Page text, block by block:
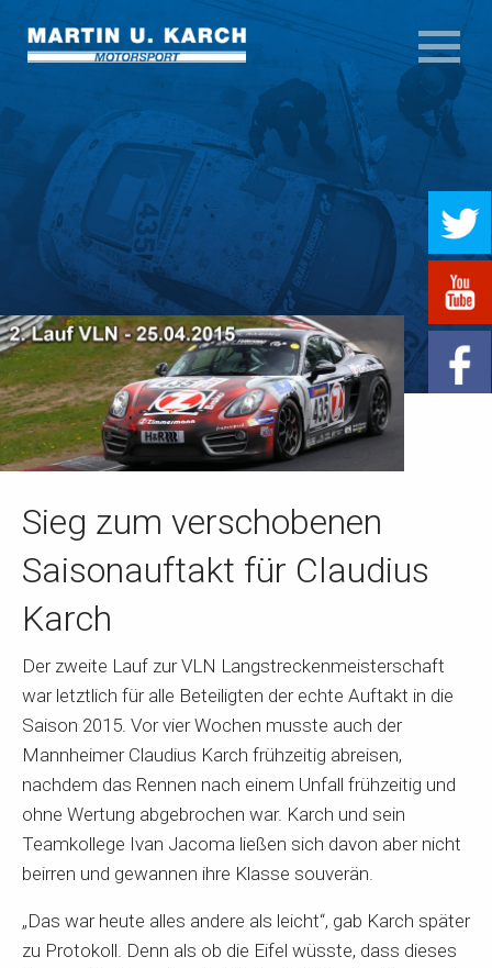
Sieg zum verschobenen
Saisonauftakt für Claudius
Karch
Der zweite Lauf zur VLN Langstreckenmeisterschaft
war letztlich für alle Beteiligten der echte Auftakt in die
Saison 2015. Vor vier Wochen musste auch der
Mannheimer Claudius Karch frühzeitig abreisen,
nachdem das Rennen nach einem Unfall frühzeitig und
ohne Wertung abgebrochen war. Karch und sein
Teamkollege Ivan Jacoma ließen sich davon aber nicht
beirren und gewannen ihre Klasse souverän.
„Das war heute alles andere als leicht“, gab Karch später
zu Protokoll. Denn als ob die Eifel wüsste, dass dieses